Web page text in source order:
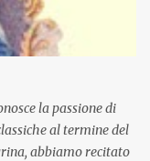
la passione di
al termine del
abbiamo recitato